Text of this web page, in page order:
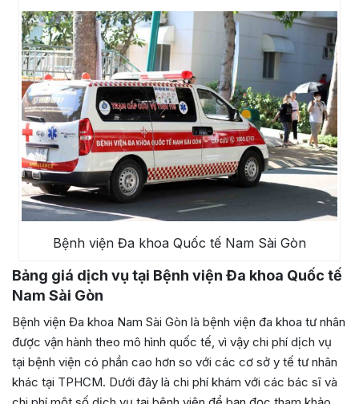
Bệnh viện Đa khoa Quốc tế Nam Sài Gòn
Bảng giá dịch vụ tại Bệnh viện Đa khoa Quốc tế
Nam Sài Gòn
Bệnh viện Đa khoa Nam Sài Gòn là bệnh viện đa khoa tư nhân
được vận hành theo mô hình quốc tế, vì vậy chi phí dịch vụ
tại bệnh viện có phần cao hơn so với các cơ sở y tế tư nhân
khác tại TPHCM. Dưới đây là chi phí khám với các bác sĩ và